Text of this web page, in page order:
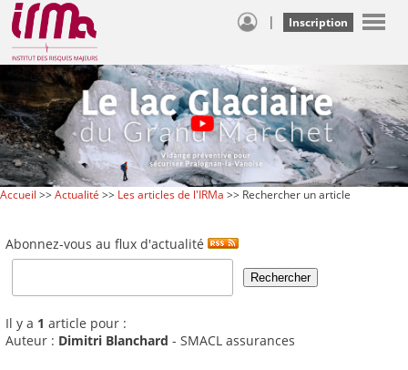
| Inscription
Accueil >>Actualité >> Les articles de l'IRMa >> Rechercher un article
Abonnez-vous au flux d'actualité
Il y a 1 article pour :
Auteur : Dimitri Blanchard - SMACL assurances